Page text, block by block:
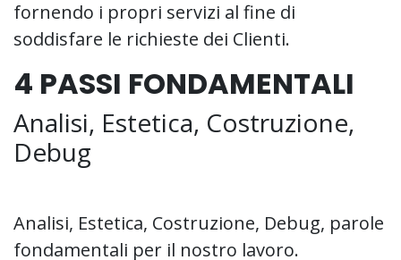
fornendo i propri servizi al fine di
soddisfare le richieste dei Clienti.
4 PASSI FONDAMENTALI
Analisi, Estetica, Costruzione,
Debug
Analisi, Estetica, Costruzione, Debug, parole
fondamentali per il nostro lavoro.